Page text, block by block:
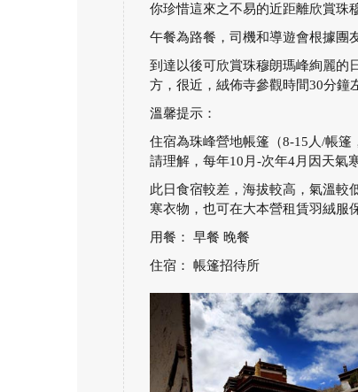
你珍惜這來之不易的近距離欣賞珠
午餐為路餐，司機和導遊會根據團
到達以後可欣賞珠穆朗瑪峰絢麗的
方，很近，絨佈寺參觀時間30分鐘
溫馨提示：
住宿為珠峰營地帳篷（8-15人/帳
請理解，每年10月-次年4月因天氣
此日食宿較差，海拔較高，氣溫較
寒衣物，也可在大本營租賃羽絨服
用餐： 早餐 晚餐
住宿： 帳篷招待所